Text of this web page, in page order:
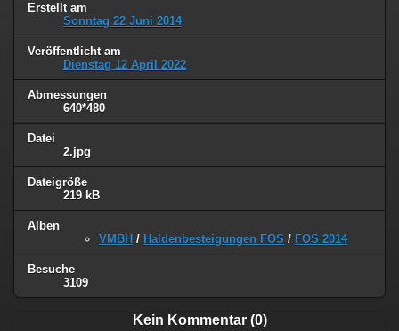
Erstellt am
Sonntag 22 Juni 2014
Veröffentlicht am
Dienstag 12 April 2022
Abmessungen
640*480
Datei
2.jpg
Dateigröße
219 kB
Alben
VMBH / Haldenbesteigungen FOS / FOS 2014
Besuche
3109
Kein Kommentar (0)